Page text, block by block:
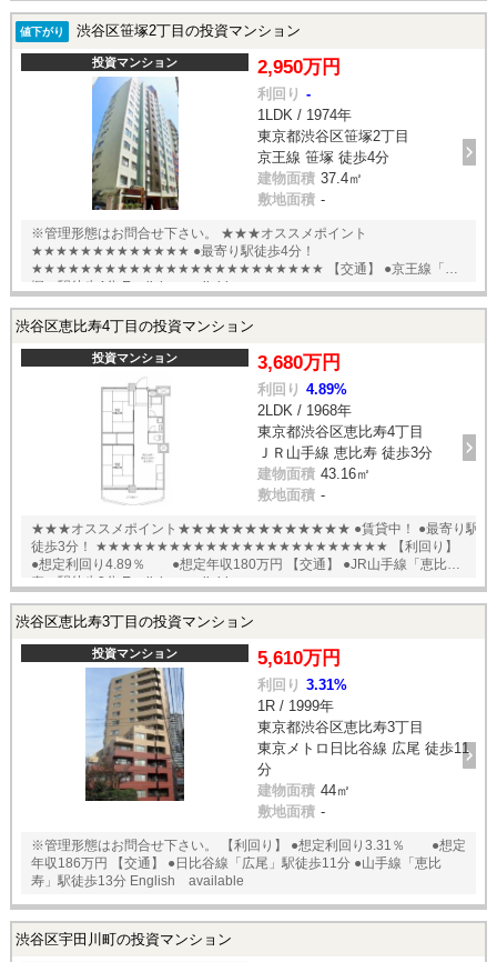
値下がり 渋谷区笹塚2丁目の投資マンション
投資マンション 2,950万円
利回り -
1LDK / 1974年
東京都渋谷区笹塚2丁目
京王線 笹塚 徒歩4分
建物面積 37.4㎡
敷地面積 -
※管理形態はお問合せ下さい。 ★★★オススメポイント
★★★★★★★★★★★★★ ●最寄り駅徒歩4分！
★★★★★★★★★★★★★★★★★★★★★★★★ 【交通】 ●京王線「笹
塚」駅徒歩4分 English available
渋谷区恵比寿4丁目の投資マンション
投資マンション 3,680万円
利回り 4.89%
2LDK / 1968年
東京都渋谷区恵比寿4丁目
ＪＲ山手線 恵比寿 徒歩3分
建物面積 43.16㎡
敷地面積 -
★★★オススメポイント★★★★★★★★★★★★★ ●賃貸中！ ●最寄り駅
徒歩3分！ ★★★★★★★★★★★★★★★★★★★★★★★★ 【利回り】
●想定利回り4.89％ ●想定年収180万円 【交通】 ●JR山手線「恵比
寿」駅徒歩3分 English available
渋谷区恵比寿3丁目の投資マンション
投資マンション 5,610万円
利回り 3.31%
1R / 1999年
東京都渋谷区恵比寿3丁目
東京メトロ日比谷線 広尾 徒歩11
分
建物面積 44㎡
敷地面積 -
※管理形態はお問合せ下さい。 【利回り】 ●想定利回り3.31％ ●想定
年収186万円 【交通】 ●日比谷線「広尾」駅徒歩11分 ●山手線「恵比
寿」駅徒歩13分 English available
渋谷区宇田川町の投資マンション